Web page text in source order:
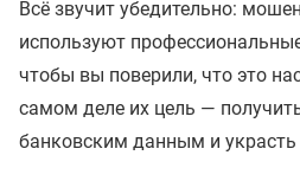
Всё звучит убедительно:
используют
чтобы вы поверили, что это
самом деле их цель —
банковским данным и украсть